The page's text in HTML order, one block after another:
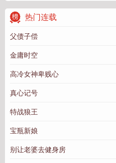
热门连载
父债子偿
金庸时空
高冷女神卑贱心
真心记号
特战狼王
宝瓶新娘
别让老婆去健身房